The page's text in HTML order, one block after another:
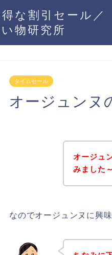
な割引セール／
物研究所
タイムセール
オージュンヌ
オージュ
みました
なのでオージュンヌに興